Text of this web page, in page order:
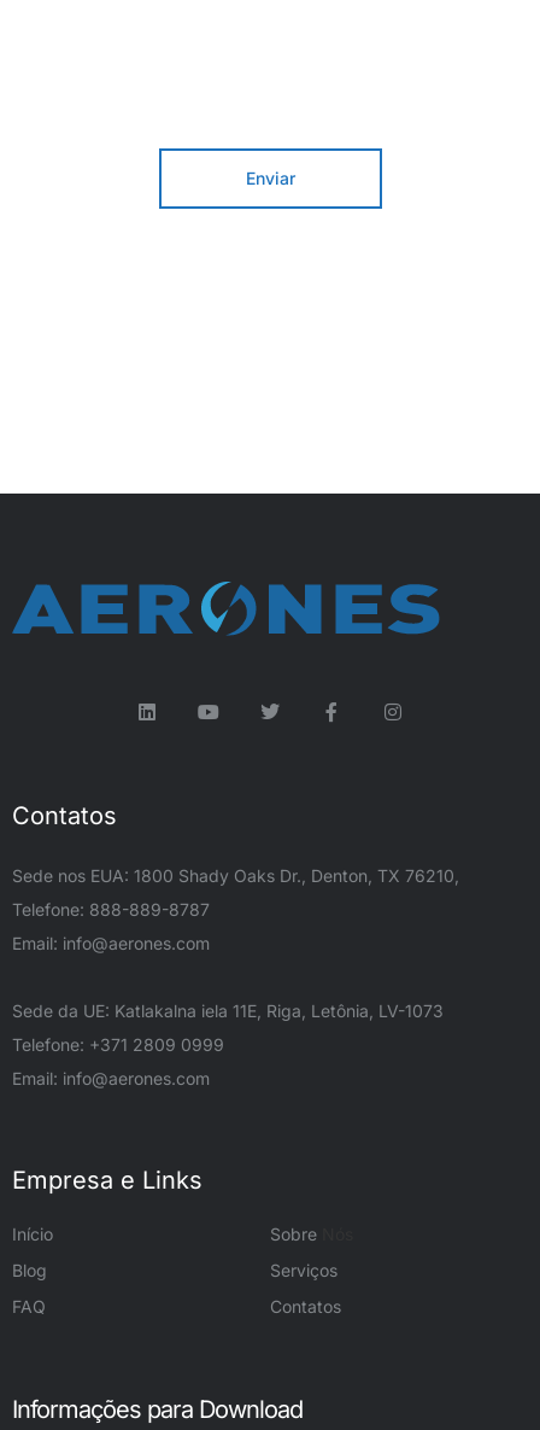
Enviar
Contatos
Sede nos EUA: 1800 Shady Oaks Dr., Denton, TX 76210,
Telefone: 888-889-8787
Email: info@aerones.com
Sede da UE: Katlakalna iela 11E, Riga, Letônia, LV-1073
Telefone: +371 2809 0999
Email: info@aerones.com
Empresa e Links
Início Sobre
Blog
Serviços
FAQ
Contatos
Informações para Download